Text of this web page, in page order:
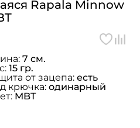
Rapala Minnow
7 см.
15 гр.
от зацепа: есть
крючка: одинарный
MBT